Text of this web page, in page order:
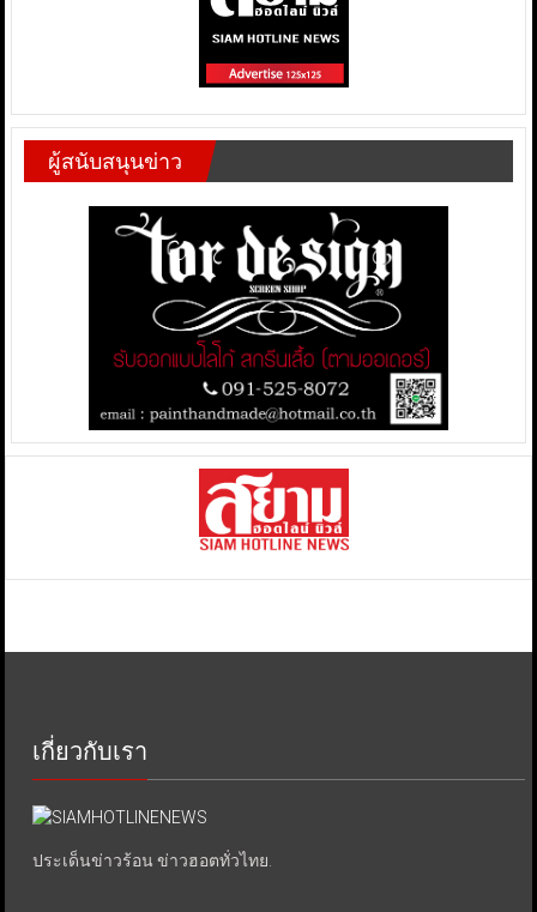
ผู้สนับสนุนข่าว
เกี่ยวกับเรา
ประเด็นข่าวร้อน ข่าวฮอตทั่วไทย.